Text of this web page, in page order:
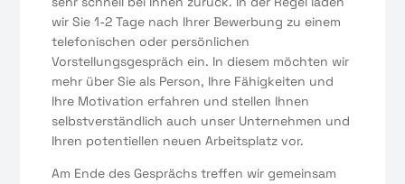
wir Sie 1-2 Tage nach Ihrer Bewerbung zu einem
telefonischen oder persönlichen
Vorstellungsgespräch ein. In diesem möchten wir
mehr über Sie als Person, Ihre Fähigkeiten und
Ihre Motivation erfahren und stellen Ihnen
selbstverständlich auch unser Unternehmen und
Ihren potentiellen neuen Arbeitsplatz vor.
Am Ende des Gesprächs treffen wir gemeinsam